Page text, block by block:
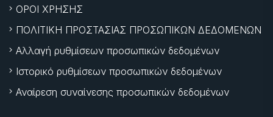
ΟΡΟΙ ΧΡΗΣΗΣ
ΠΟΛΙΤΙΚΗ ΠΡΟΣΤΑΣΙΑΣ ΠΡΟΣΩΠΙΚΩΝ ΔΕΔΟΜΕΝΩΝ
Αλλαγή ρυθμίσεων προσωπικών δεδομένων
Ιστορικό ρυθμίσεων προσωπικών δεδομένων
Αναίρεση συναίνεσης προσωπικών δεδομένων